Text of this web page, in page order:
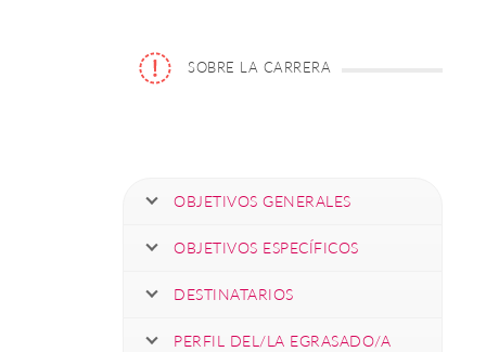
SOBRE LA CARRERA
OBJETIVOS GENERALES
OBJETIVOS ESPECÍFICOS
DESTINATARIOS
PERFIL DEL/LA EGRASADO/A